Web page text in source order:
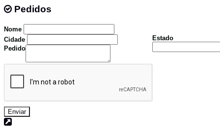
Pedidos
Nome
Cidade
Estado
Pedido
Enviar